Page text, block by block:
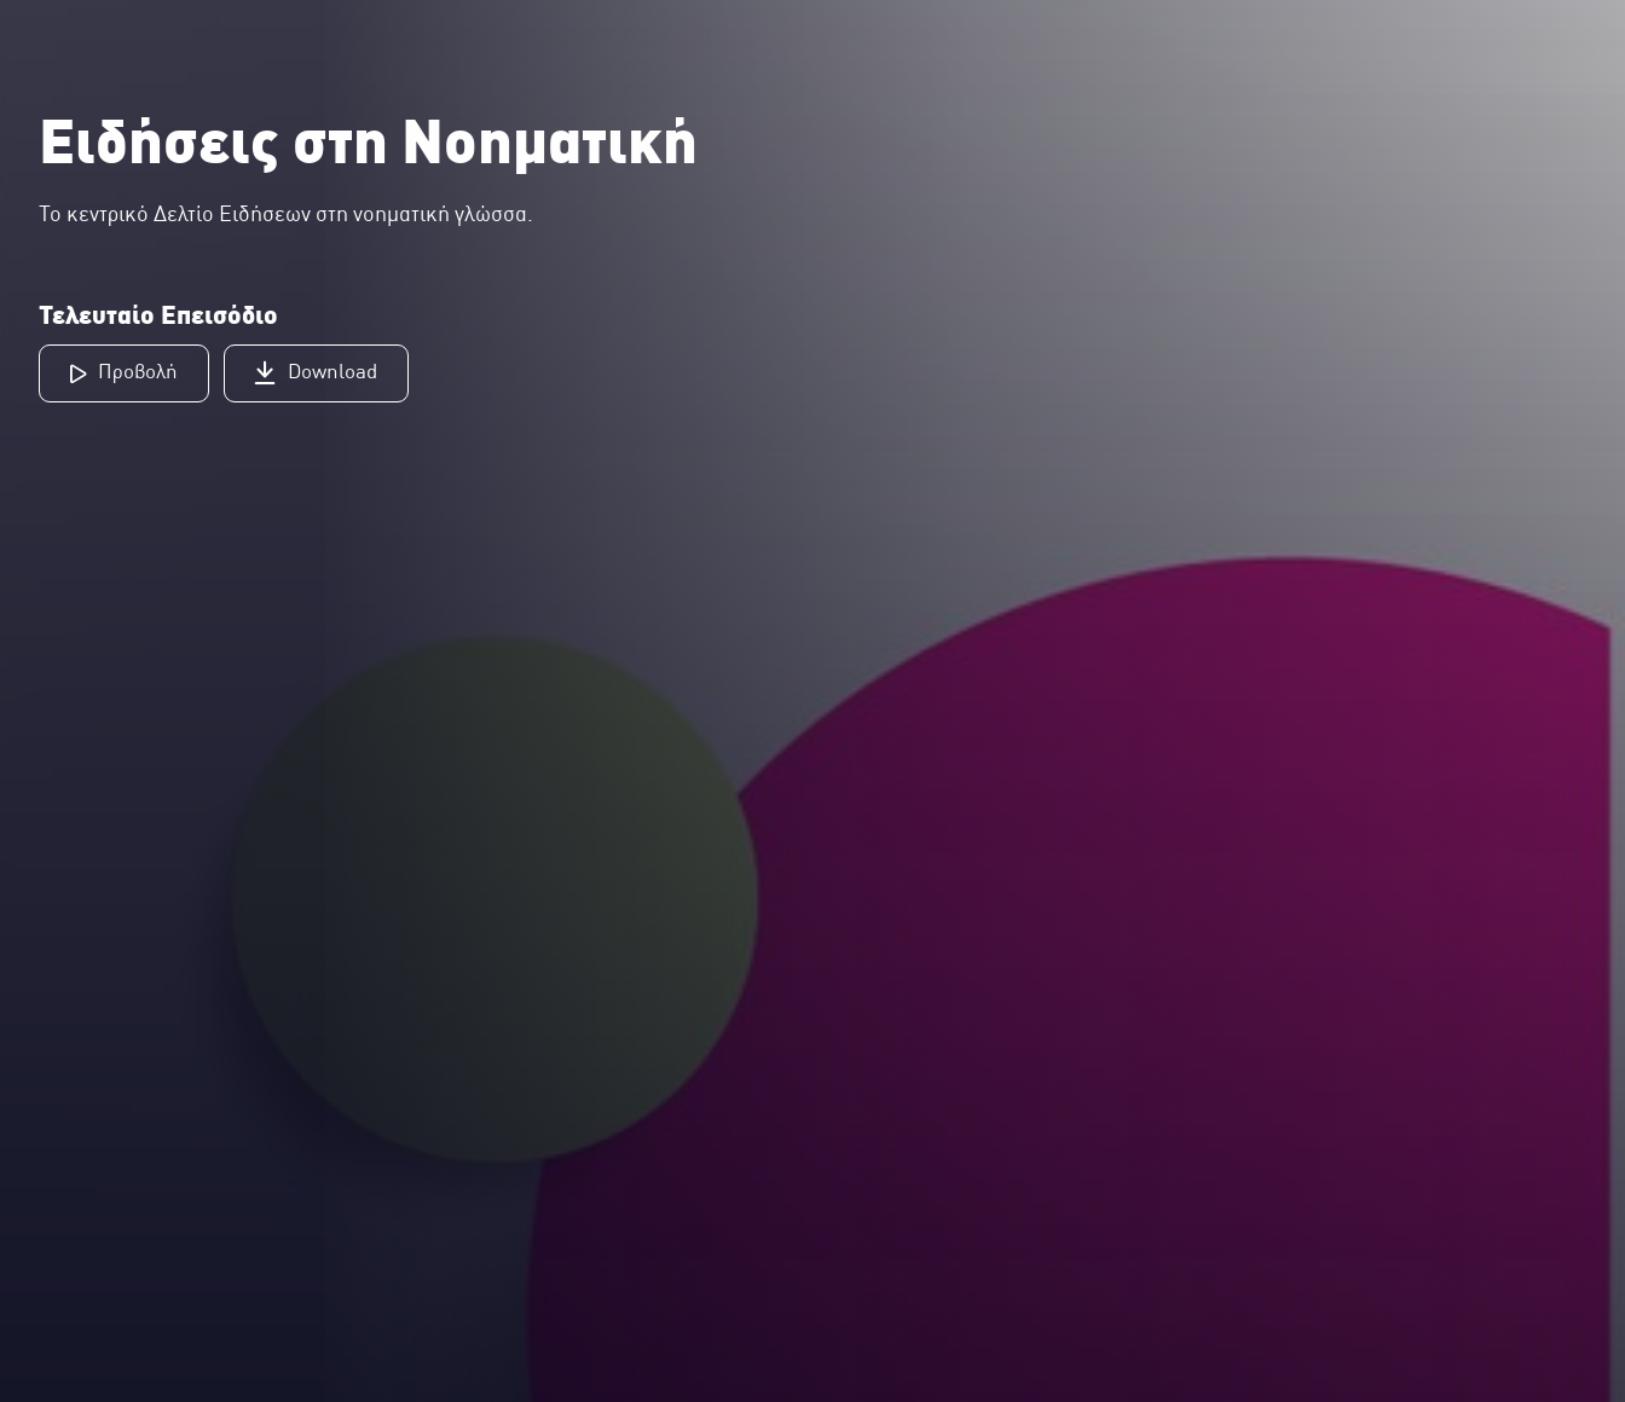
Ειδήσεις στη Νοηματική
Το κεντρικό Δελτίο Ειδήσεων στη νοηματική γλώσσα.
Τελευταίο Επεισόδιο
Προβολή Download